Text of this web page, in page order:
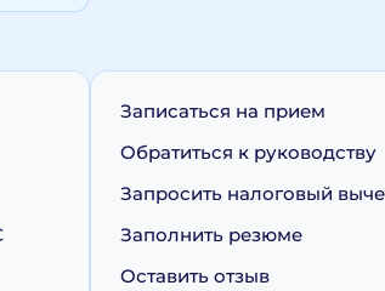
Записаться на прием
Обратиться к руководству
Запросить налоговый
Заполнить резюме
Оставить отзыв